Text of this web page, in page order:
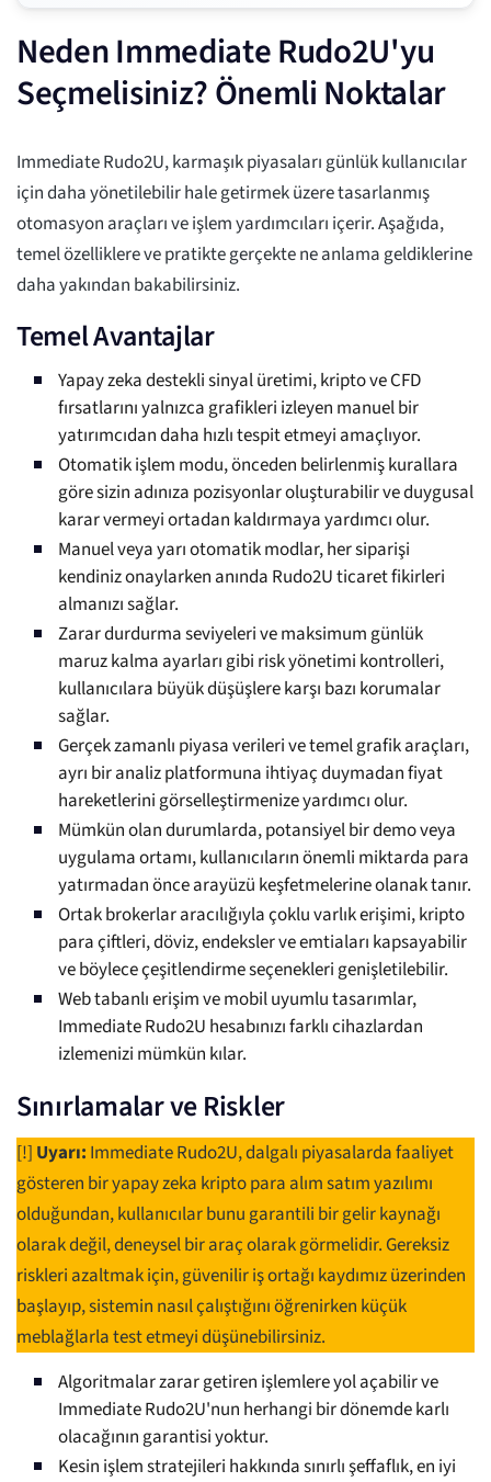
Neden Immediate Rudo2U'yu
Seçmelisiniz? Önemli Noktalar
Immediate Rudo2U, karmaşık piyasaları günlük kullanıcılar
için daha yönetilebilir hale getirmek üzere tasarlanmış
otomasyon araçları ve işlem yardımcıları içerir. Aşağıda,
temel özelliklere ve pratikte gerçekte ne anlama geldiklerine
daha yakından bakabilirsiniz.
Temel Avantajlar
Yapay zeka destekli sinyal üretimi, kripto ve CFD
fırsatlarını yalnızca grafikleri izleyen manuel bir
yatırımcıdan daha hızlı tespit etmeyi amaçlıyor.
Otomatik işlem modu, önceden belirlenmiş kurallara
göre sizin adınıza pozisyonlar oluşturabilir ve duygusal
karar vermeyi ortadan kaldırmaya yardımcı olur.
Manuel veya yarı otomatik modlar, her siparişi
kendiniz onaylarken anında Rudo2U ticaret fikirleri
almanızı sağlar.
Zarar durdurma seviyeleri ve maksimum günlük
maruz kalma ayarları gibi risk yönetimi kontrolleri,
kullanıcılara büyük düşüşlere karşı bazı korumalar
sağlar.
Gerçek zamanlı piyasa verileri ve temel grafik araçları,
ayrı bir analiz platformuna ihtiyaç duymadan fiyat
hareketlerini görselleştirmenize yardımcı olur.
Mümkün olan durumlarda, potansiyel bir demo veya
uygulama ortamı, kullanıcıların önemli miktarda para
yatırmadan önce arayüzü keşfetmelerine olanak tanır.
Ortak brokerlar aracılığıyla çoklu varlık erişimi, kripto
para çiftleri, döviz, endeksler ve emtiaları kapsayabilir
ve böylece çeşitlendirme seçenekleri genişletilebilir.
Web tabanlı erişim ve mobil uyumlu tasarımlar,
Immediate Rudo2U hesabınızı farklı cihazlardan
izlemenizi mümkün kılar.
Sınırlamalar ve Riskler
[!] Uyarı: Immediate Rudo2U, dalgalı piyasalarda faaliyet
gösteren bir yapay zeka kripto para alım satım yazılımı
olduğundan, kullanıcılar bunu garantili bir gelir kaynağı
olarak değil, deneysel bir araç olarak görmelidir. Gereksiz
riskleri azaltmak için, güvenilir iş ortağı kaydımız üzerinden
başlayıp, sistemin nasıl çalıştığını öğrenirken küçük
meblağlarla test etmeyi düşünebilirsiniz.
Algoritmalar zarar getiren işlemlere yol açabilir ve
Immediate Rudo2U'nun herhangi bir dönemde karlı
olacağının garantisi yoktur.
Kesin işlem stratejileri hakkında sınırlı şeffaflık, en iyi